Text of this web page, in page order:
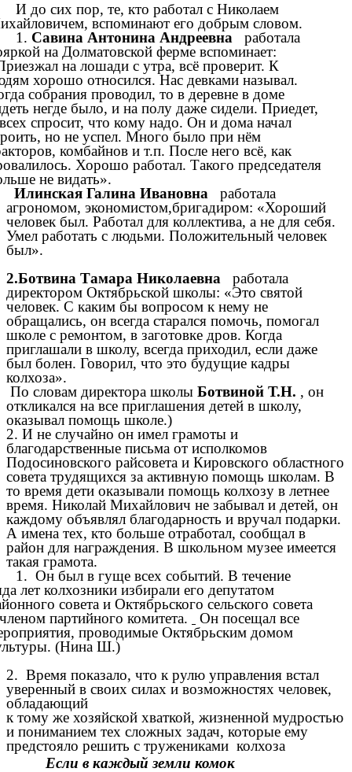
И до сих пор, те, кто работал с Николаем
вспоминают его добрым словом.
1. Савина Антонина Андреевна работала
на Долматовской ферме вспоминает:
на лошади с утра, всё проверит. К
хорошо относился. Нас девками называл.
собрания проводил, то в деревне в доме
негде было, и на полу даже сидели. Приедет,
спросит, что кому надо. Он и дома начал
но не успел. Много было при нём
комбайнов и т.п. После него всё, как
Хорошо работал. Такого председателя
не видать».
Илинская Галина Ивановна
работала
агрономом, экономистом,бригадиром: «Хороший
человек был. Работал для коллектива, а не для себя.
Умел работать с людьми. Положительный человек
был».
2.Ботвина Тамара Николаевна работала
директором Октябрьской школы: «Это святой
человек. С каким бы вопросом к нему не
обращались, он всегда старался помочь, помогал
школе с ремонтом, в заготовке дров. Когда
приглашали в школу, всегда приходил, если даже
был болен. Говорил, что это будущие кадры
колхоза».
По словам директора школы Ботвиной Т.Н. , он
откликался на все приглашения детей в школу,
оказывал помощь школе.)
2. И не случайно он имел грамоты и
благодарственные письма от исполкомов
Подосиновского райсовета и Кировского областного
совета трудящихся за активную помощь школам. В
то время дети оказывали помощь колхозу в летнее
время. Николай Михайлович не забывал и детей, он
каждому объявлял благодарность и вручал подарки.
А имена тех, кто больше отработал, сообщал в
район для награждения. В школьном музее имеется
такая грамота.
1. Он был в гуще всех событий. В течение
лет колхозники избирали его депутатом
совета и Октябрьского сельского совета
партийного комитета.
Он посещал все
проводимые Октябрьским домом
(Нина Ш.)
2. Время показало, что к рулю управления встал
уверенный в своих силах и возможностях человек,
обладающий
к тому же хозяйской хваткой, жизненной мудростью
и пониманием тех сложных задач, которые ему
предстояло решить с тружениками колхоза
Если в каждый земли комок